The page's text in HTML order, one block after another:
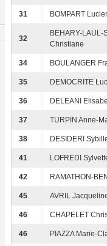
31 BOMPART
32
BEHARY-LAUL-
Christiane
34 BOULANGER
35 DEMOCRITE
36 DELEANI
37 TURPIN Anne-
38 DESIDERI
41 LOFREDI
42 RAMATHON-
45 AVRIL
46 CHAPELET
46 PIAZZA Marie-